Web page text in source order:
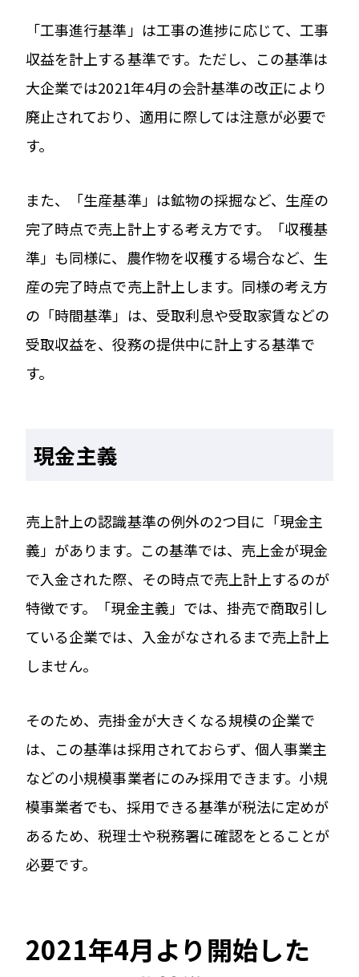
「工事進行基準」は工事の進捗に応じて、工事
収益を計上する基準です。ただし、この基準は
大企業では2021年4月の会計基準の改正により
廃止されており、適用に際しては注意が必要で
す。
また、「生産基準」は鉱物の採掘など、生産の
完了時点で売上計上する考え方です。「収穫基
準」も同様に、農作物を収穫する場合など、生
産の完了時点で売上計上します。同様の考え方
の「時間基準」は、受取利息や受取家賃などの
受取収益を、役務の提供中に計上する基準で
す。
現金主義
売上計上の認識基準の例外の2つ目に「現金主
義」があります。この基準では、売上金が現金
で入金された際、その時点で売上計上するのが
特徴です。「現金主義」では、掛売で商取引し
ている企業では、入金がなされるまで売上計上
しません。
そのため、売掛金が大きくなる規模の企業で
は、この基準は採用されておらず、個人事業主
などの小規模事業者にのみ採用できます。小規
模事業者でも、採用できる基準が税法に定めが
あるため、税理士や税務署に確認をとることが
必要です。
2021年4月より開始した